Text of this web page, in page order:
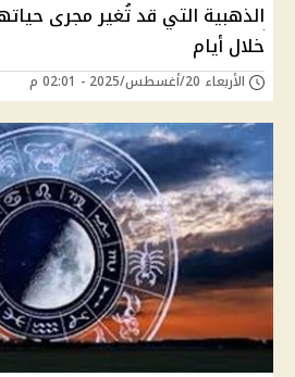
الذهبية التي قد تُغير مجرى
خلال أيام
الأربعاء 20/أغسطس/2025 - 02:01 م